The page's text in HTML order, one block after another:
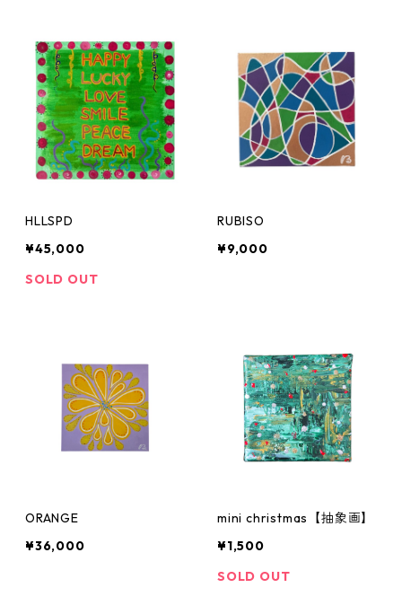
HLLSPD
¥45,000
SOLD OUT
RUBISO
¥9,000
ORANGE
¥36,000
mini christmas【抽象画】
¥1,500
SOLD OUT